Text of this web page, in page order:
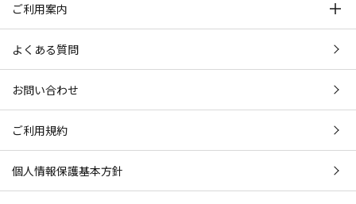
ご利用案内
よくある質問
お問い合わせ
ご利用規約
個人情報保護基本方針